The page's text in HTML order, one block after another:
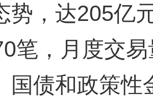
势，达205亿
笔，月度交
国债和政策性